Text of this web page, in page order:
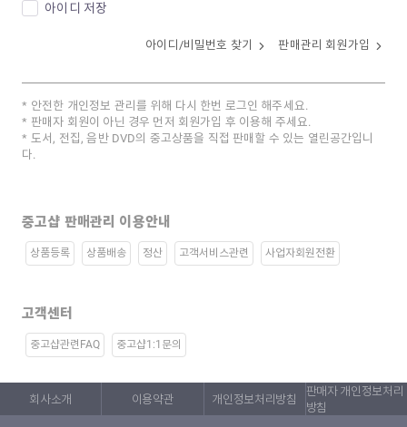
아이디 저장
아이디/비밀번호 찾기 판매관리 회원가입
안전한 개인정보 관리를 위해 다시 한번 로그인 해주세요.
판매자 회원이 아닌 경우 먼저 회원가입 후 이용해 주세요.
도서, 전집, 음반 DVD의 중고상품을 직접 판매할 수 있는 열린공간입니
다.
중고샵 판매관리 이용안내
상품등록 상품배송 정산 고객서비스관련 사업자회원전환
고객센터
중고샵관련FAQ 중고샵1:1문의
회사소개 이용약관 개인정보처리방침
판매자 개인정보처리
방침